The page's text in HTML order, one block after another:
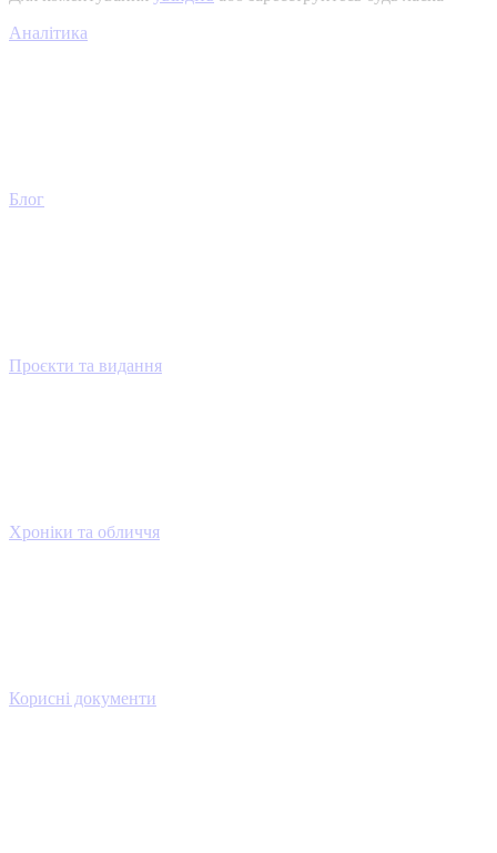
Аналітика
Блог
Проєкти та видання
Хроніки та обличчя
Корисні документи